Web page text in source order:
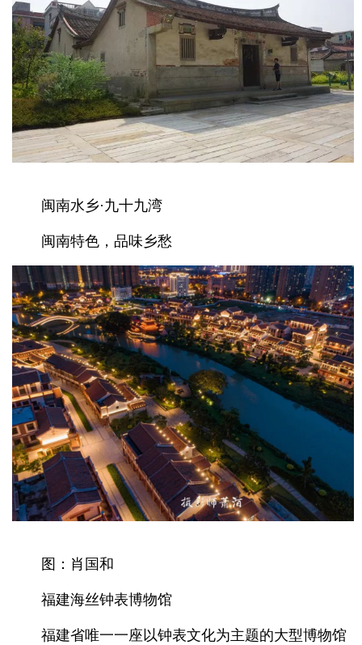
闽南水乡·九十九湾
闽南特色，品味乡愁
图：肖国和
福建海丝钟表博物馆
福建省唯一一座以钟表文化为主题的大型博物馆